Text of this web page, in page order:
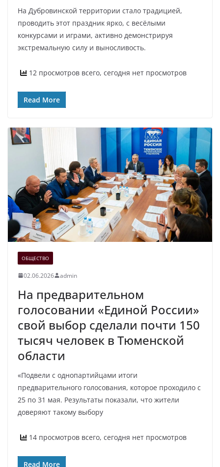
На Дубровинской территории стало традицией,
проводить этот праздник ярко, с весёлыми
конкурсами и играми, активно демонстрируя
экстремальную силу и выносливость.
12 просмотров всего, сегодня нет просмотров
Read More
ОБЩЕСТВО
02.06.2026 admin
На предварительном
голосовании «Единой России»
свой выбор сделали почти 150
тысяч человек в Тюменской
области
«Подвели с однопартийцами итоги
предварительного голосования, которое проходило с
25 по 31 мая. Результаты показали, что жители
доверяют такому выбору
14 просмотров всего, сегодня нет просмотров
Read More